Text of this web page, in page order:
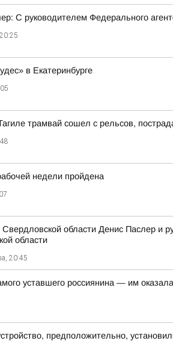
С руководителем Федерального
в Екатеринбурге
трамвай сошел с рельсов,
недели пройдена
Свердловской области Денис Паслер и
области
20:45
уставшего россиянина — им
предположительно,